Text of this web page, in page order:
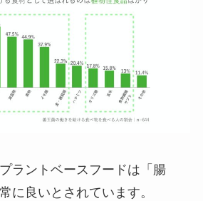
ラントベースフードは「腸
に良いとされています。